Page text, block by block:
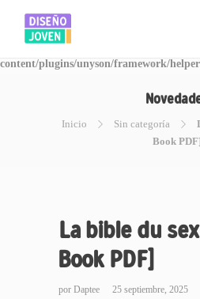
Warning: Invalid argument supplied for
/www/disegnojoven.com.ar/htdocs/wp-
content/plugins/unyson/framework/
Inicio Sin categoría
Book
La bible du
Book PDF]
por Daptee
25 septiembre, 2025